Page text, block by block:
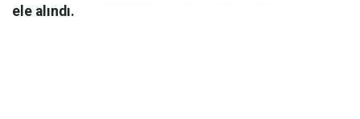
ele alındı.